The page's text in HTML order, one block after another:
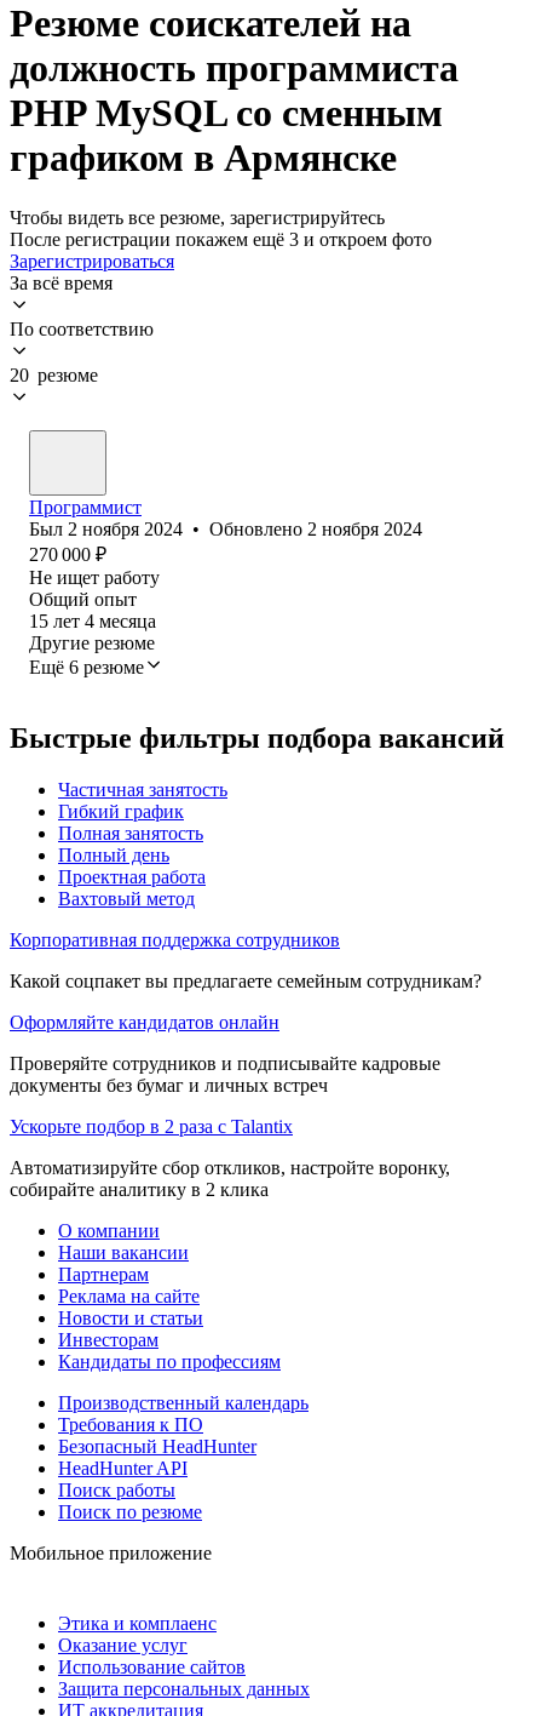
Резюме соискателей на
должность программиста
PHP MySQL со сменным
графиком в Армянске
Чтобы видеть все резюме, зарегистрируйтесь
После регистрации покажем ещё 3 и откроем фото
Зарегистрироваться
За всё время
По соответствию
20 резюме
Программист
Был 2 ноября 2024 • Обновлено 2 ноября 2024
270 000 ₽
Не ищет работу
Общий опыт
15 лет 4 месяца
Другие резюме
Ещё 6 резюме
Быстрые фильтры подбора вакансий
Частичная занятость
Гибкий график
Полная занятость
Полный день
Проектная работа
Вахтовый метод
Корпоративная поддержка сотрудников
Какой соцпакет вы предлагаете семейным сотрудникам?
Оформляйте кандидатов онлайн
Проверяйте сотрудников и подписывайте кадровые
документы без бумаг и личных встреч
Ускорьте подбор в 2 раза с Talantix
Автоматизируйте сбор откликов, настройте воронку,
собирайте аналитику в 2 клика
О компании
Наши вакансии
Партнерам
Реклама на сайте
Новости и статьи
Инвесторам
Кандидаты по профессиям
Производственный календарь
Требования к ПО
Безопасный HeadHunter
HeadHunter API
Поиск работы
Поиск по резюме
Мобильное приложение
Этика и комплаенс
Оказание услуг
Использование сайтов
Защита персональных данных
ИТ аккредитация